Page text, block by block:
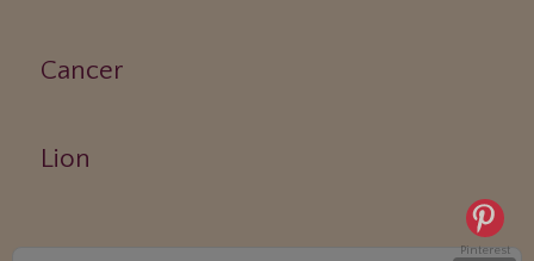
Cancer
Lion
Pinterest